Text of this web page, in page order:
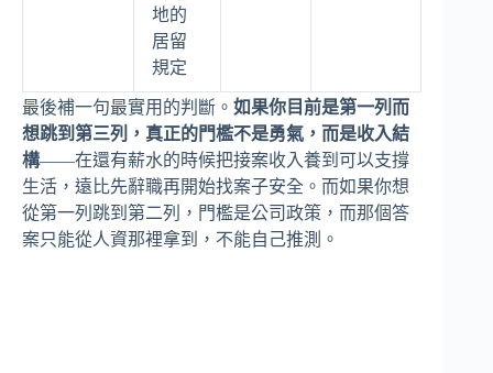
地的
居留
規定
最後補一句最實用的判斷。 如果你目前是第一列而
想跳到第三列，真正的門檻不是勇氣，而是收入結
構——在還有薪水的時候把接案收入養到可以支撐
生活，遠比先辭職再開始找案子安全。而如果你想
從第一列跳到第二列，門檻是公司政策，而那個答
案只能從人資那裡拿到，不能自己推測。